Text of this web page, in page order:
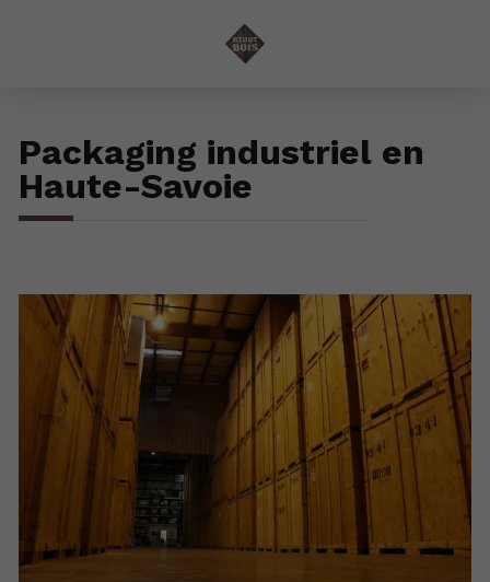
Packaging industriel en
Haute-Savoie